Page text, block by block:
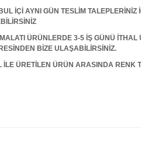
İÇİ AYNI GÜN TESLİM TALEPLERİNİZ
ÜRÜNLERDE 3-5 İŞ GÜNÜ İTHAL
BİZE ULAŞABİLİRSİNİZ.
ÜRETİLEN ÜRÜN ARASINDA RENK